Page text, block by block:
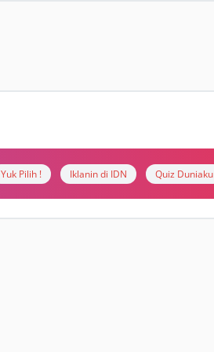
Yuk Pilih ! Iklanin di IDN Quiz Duniaku